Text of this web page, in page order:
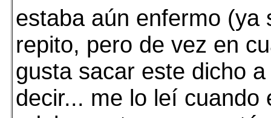
estaba aún enfermo (ya
repito, pero de vez en
gusta sacar este dicho
decir... me lo leí cuando